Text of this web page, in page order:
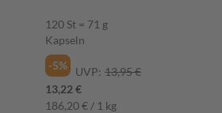
120 St = 71 g
Kapseln
-5%
UVP: 13,95 €
13,22 €
186,20 € / 1 kg